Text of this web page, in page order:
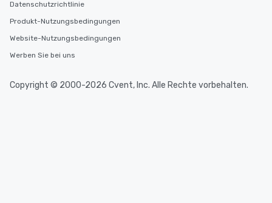
Datenschutzrichtlinie
Produkt-Nutzungsbedingungen
Website-Nutzungsbedingungen
Werben Sie bei uns
Copyright © 2000-2026 Cvent, Inc. Alle Rechte vorbehalten.